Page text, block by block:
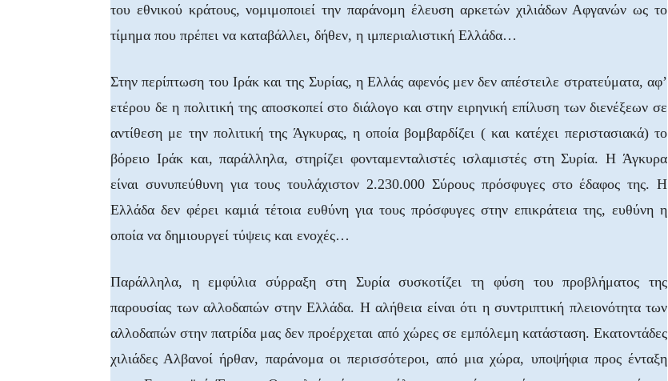
του εθνικού κράτους, νομιμοποιεί την παράνομη έλευση αρκετών χιλιάδων Αφγανών ως το
τίμημα που πρέπει να καταβάλλει, δήθεν, η ιμπεριαλιστική Ελλάδα…
Στην περίπτωση του Ιράκ και της Συρίας, η Ελλάς αφενός μεν δεν απέστειλε στρατεύματα, αφ’
ετέρου δε η πολιτική της αποσκοπεί στο διάλογο και στην ειρηνική επίλυση των διενέξεων σε
αντίθεση με την πολιτική της Άγκυρας, η οποία βομβαρδίζει ( και κατέχει περιστασιακά) το
βόρειο Ιράκ και, παράλληλα, στηρίζει φονταμενταλιστές ισλαμιστές στη Συρία. Η Άγκυρα
είναι συνυπεύθυνη για τους τουλάχιστον 2.230.000 Σύρους πρόσφυγες στο έδαφος της. Η
Ελλάδα δεν φέρει καμιά τέτοια ευθύνη για τους πρόσφυγες στην επικράτεια της, ευθύνη η
οποία να δημιουργεί τύψεις και ενοχές…
Παράλληλα, η εμφύλια σύρραξη στη Συρία συσκοτίζει τη φύση του προβλήματος της
παρουσίας των αλλοδαπών στην Ελλάδα. Η αλήθεια είναι ότι η συντριπτική πλειονότητα των
αλλοδαπών στην πατρίδα μας δεν προέρχεται από χώρες σε εμπόλεμη κατάσταση. Εκατοντάδες
χιλιάδες Αλβανοί ήρθαν, παράνομα οι περισσότεροι, από μια χώρα, υποψήφια προς ένταξη